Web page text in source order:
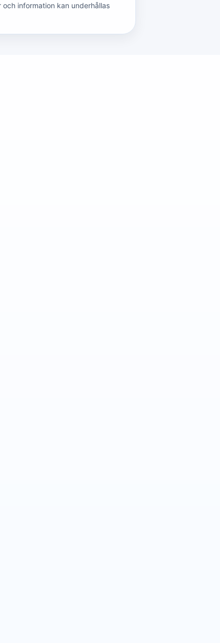
och information kan underhållas